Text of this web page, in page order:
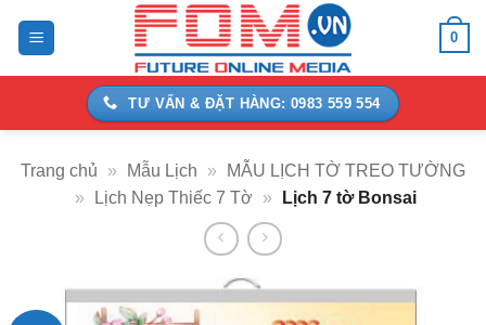
0
TƯ VẤN & ĐẶT HÀNG: 0983 559 554
Trang chủ » Mẫu Lịch »
MẪU LỊCH TỜ TREO TƯỜNG
»
Lịch Nẹp Thiếc 7 Tờ » Lịch 7 tờ Bonsai